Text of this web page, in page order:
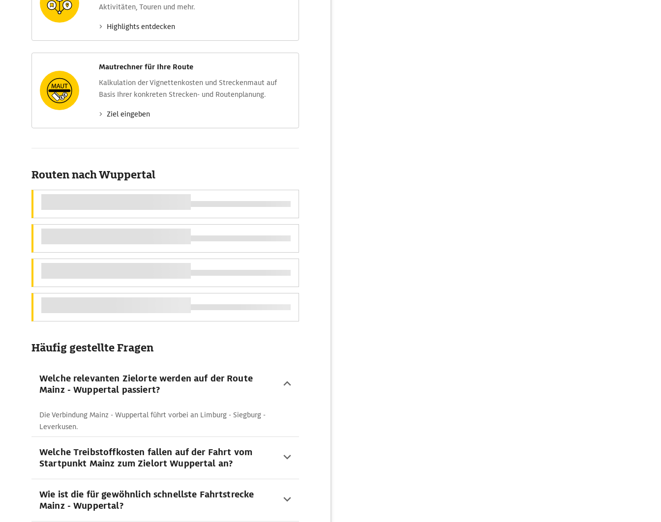
Aktivitäten, Touren und mehr.
Highlights entdecken
Mautrechner für Ihre Route
Kalkulation der Vignettenkosten und Streckenmaut auf
Basis Ihrer konkreten Strecken- und Routenplanung.
Ziel eingeben
Routen nach Wuppertal
Häufig gestellte Fragen
Welche relevanten Zielorte werden auf der Route
Mainz - Wuppertal passiert?
Die Verbindung Mainz - Wuppertal führt vorbei an Limburg - Siegburg -
Leverkusen.
Welche Treibstoffkosten fallen auf der Fahrt vom
Startpunkt Mainz zum Zielort Wuppertal an?
Wie ist die für gewöhnlich schnellste Fahrtstrecke
Mainz - Wuppertal?